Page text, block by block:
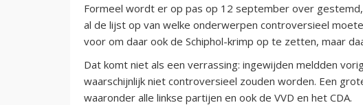
Formeel wordt er op pas op 12 september over
al de lijst op van welke onderwerpen controversieel
voor om daar ook de Schiphol-krimp op te zetten, maar
Dat komt niet als een verrassing: ingewijden meldden
waarschijnlijk niet controversieel zouden worden. Een
waaronder alle linkse partijen en ook de VVD en het CDA.